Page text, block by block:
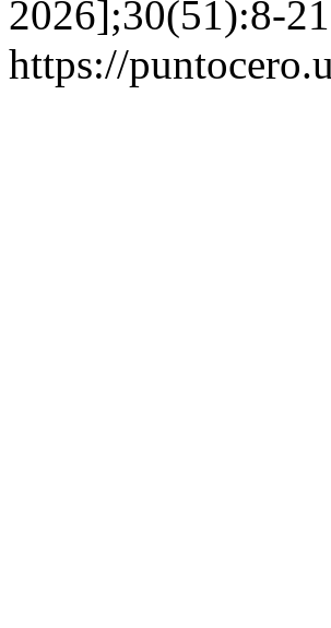
2026];30(51):8-
https://